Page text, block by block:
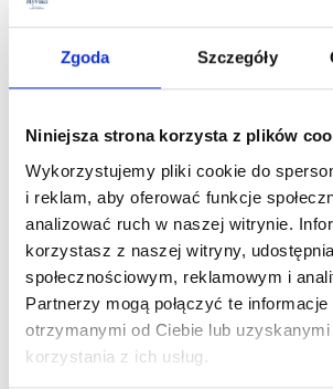
Zgoda Szczegóły
Niniejsza strona korzysta z plików
Wykorzystujemy pliki cookie do
i reklam, aby oferować funkcje
analizować ruch w naszej witrynie.
korzystasz z naszej witryny,
społecznościowym, reklamowym i
Partnerzy mogą połączyć te
otrzymanymi od Ciebie lub
korzystania z ich usług.
03.07.2026
Wyniki Egzaminu Ósmoklasisty 2026